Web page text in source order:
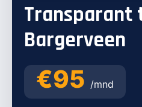
Transparant
Bargerveen
€95 /mnd